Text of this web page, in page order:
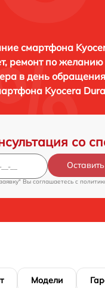
смартфона
ремонт по желанию
в день обращения
Kyocera
со
Вы соглашаетесь c
Модели